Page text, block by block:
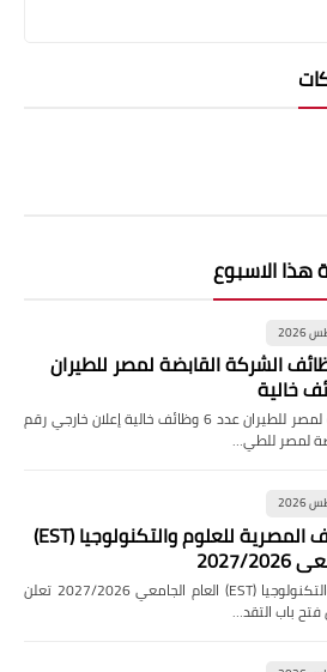
هذا الاسبوع
الشركة القابضة لمصر للطيران
بالتعاقد وظائف الشركة القابضة لمصر للطيران عدد 6 وظائف خالية إعلان خارجي رقم
إعلان وظائف المصرية للعلوم والتكنولوجيا (EST)
2026
إعلان وظائف المصرية للعلوم والتكنولوجيا (EST) العام الجامعي 2027/2026 تعلن
فتح باب التقد…